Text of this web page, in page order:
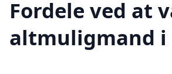
Fordele ved at
altmuligmand i